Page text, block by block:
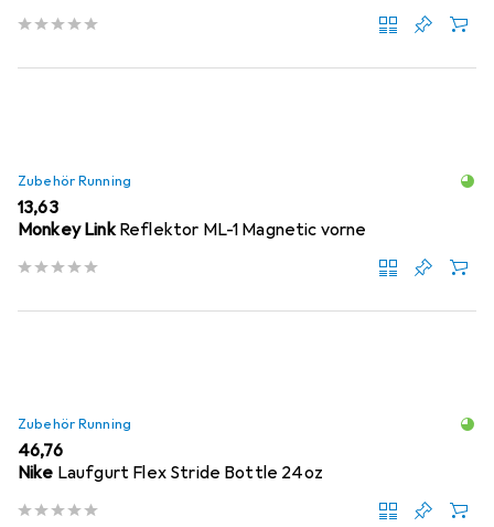
Zubehör Running
EUR
13,63
Monkey Link Reflektor ML-1 Magnetic vorne
Zubehör Running
EUR
46,76
Nike Laufgurt Flex Stride Bottle 24oz